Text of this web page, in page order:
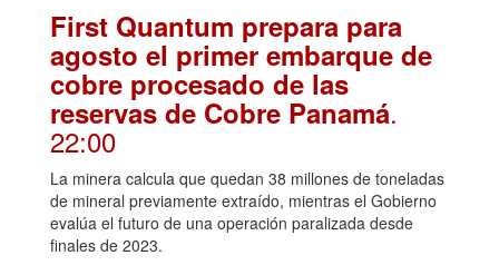
First Quantum prepara para
agosto el primer embarque de
cobre procesado de las
reservas de Cobre Panamá.
22:00
La minera calcula que quedan 38 millones de toneladas
de mineral previamente extraído, mientras el Gobierno
evalúa el futuro de una operación paralizada desde
finales de 2023.